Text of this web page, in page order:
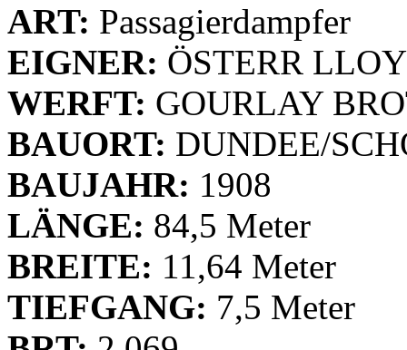
ART: Passagierdampfer
EIGNER: ÖSTERR
WERFT: GOURLAY
BAUORT: DUNDEE/
BAUJAHR: 1908
LÄNGE: 84,5 Meter
BREITE: 11,64 Meter
TIEFGANG: 7,5 Meter